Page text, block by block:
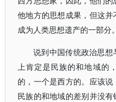
他地方的思想成果，但这
成为人类思想遗产的一部分。
说到中国传统政治思
上肯定是民族的和地域的
的，一个是西方的。应该
民族的和地域的差别并没